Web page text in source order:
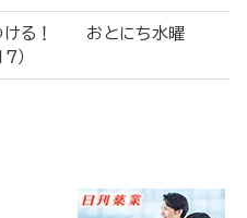
つける！ おとにち水曜
）